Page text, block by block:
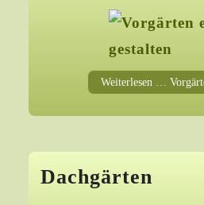
Weiterlesen …
Dachgärten